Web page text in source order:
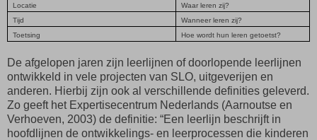
Locatie
Waar leren zij?
Tijd
Wanneer leren zij?
Toetsing
Hoe wordt hun leren getoetst?
De afgelopen jaren zijn leerlijnen of doorlopende leerlijnen
ontwikkeld in vele projecten van SLO, uitgeverijen en
anderen. Hierbij zijn ook al verschillende definities geleverd.
Zo geeft het Expertisecentrum Nederlands (Aarnoutse en
Verhoeven, 2003) de definitie: “Een leerlijn beschrijft in
hoofdlijnen de ontwikkelings- en leerprocessen die kinderen